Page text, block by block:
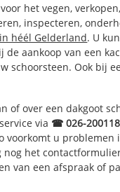
het vegen,
inspecteren,
in héél Gelderland. U
de aankoop van een
schoorsteen. Ook bij
of over een dakgoot
via ☎ 026-
voorkomt u problemen
nog het
van een afspraak of